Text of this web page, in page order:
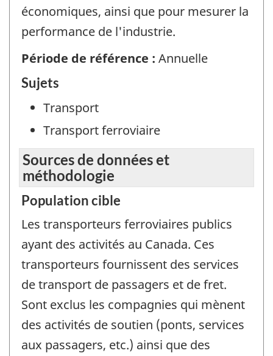
économiques, ainsi que pour mesurer la
performance de l'industrie.
Période de référence : Annuelle
Sujets
Transport
Transport ferroviaire
Sources de données et
méthodologie
Population cible
Les transporteurs ferroviaires publics
ayant des activités au Canada. Ces
transporteurs fournissent des services
de transport de passagers et de fret.
Sont exclus les compagnies qui mènent
des activités de soutien (ponts, services
aux passagers, etc.) ainsi que des